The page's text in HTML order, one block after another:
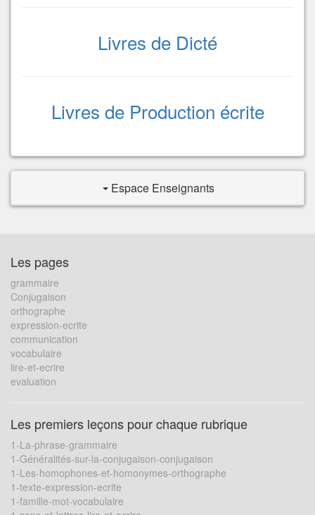
Livres de Dicté
Livres de Production écrite
Espace Enseignants
Les pages
grammaire
Conjugaison
orthographe
expression-ecrite
communication
vocabulaire
lire-et-ecrire
evaluation
Les premiers leçons pour chaque rubrique
1-La-phrase-grammaire
1-Généralités-sur-la-conjugaison-conjugaison
1-Les-homophones-et-homonymes-orthographe
1-texte-expression-ecrite
1-famille-mot-vocabulaire